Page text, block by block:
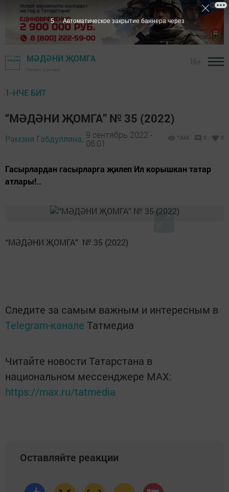
МӘДӘНИ ҖОМГА
1-НЧЕ БИТ
“МӘДӘНИ ҖОМГА” № 35 (2022)
Рәмзия Габдуллина, 9 сентябрь 2022 -
06:01
1343 0 0
Гасырлардан гасырларга җилеп Ил корышкан татар
атлары!..
“МӘДӘНИ ҖОМГА” № 35 (2022)
Следите за самым важным и интересным в
Telegram-канале Татмедиа
Читайте новости Татарстана в
национальном мессенджере MАХ:
https://max.ru/tatmedia
Оставляйте реакции
5 Автоматическое закрытие баннера через